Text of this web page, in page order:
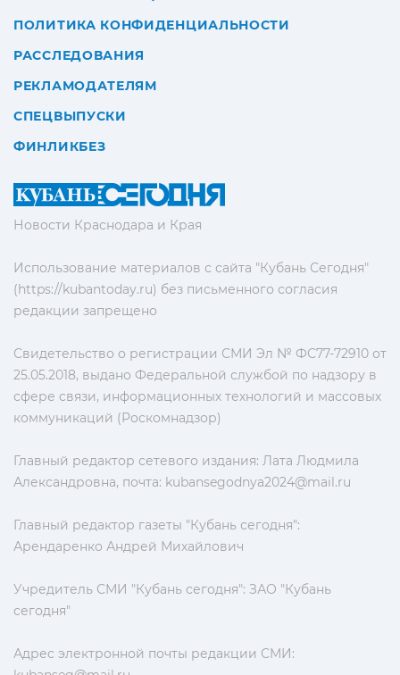
Новости Краснодара и Края
Использование материалов с сайта "Кубань Сегодня"
(https://kubantoday.ru) без письменного согласия
редакции запрещено
Свидетельство о регистрации СМИ Эл № ФС77-72910 от
25.05.2018, выдано Федеральной службой по надзору в
сфере связи, информационных технологий и массовых
коммуникаций (Роскомнадзор)
Главный редактор сетевого издания: Лата Людмила
Александровна, почта: kubansegodnya2024@mail.ru
Главный редактор газеты "Кубань сегодня":
Арендаренко Андрей Михайлович
Учредитель СМИ "Кубань сегодня": ЗАО "Кубань
сегодня"
Адрес электронной почты редакции СМИ:
ПОЛИТИКА КОНФИДЕНЦИАЛЬНОСТИ
РАССЛЕДОВАНИЯ
РЕКЛАМОДАТЕЛЯМ
СПЕЦВЫПУСКИ
ФИНЛИКБЕЗ